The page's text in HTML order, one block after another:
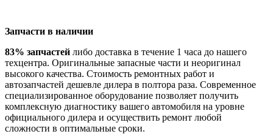
Запчасти в наличии
83% запчастей либо доставка в течение 1 часа до нашего
техцентра. Оригинальные запасные части и неоригинал
высокого качества. Стоимость ремонтных работ и
автозапчастей дешевле дилера в полтора раза. Современное
специализированное оборудование позволяет получить
комплексную диагностику вашего автомобиля на уровне
официального дилера и осуществить ремонт любой
сложности в оптимальные сроки.